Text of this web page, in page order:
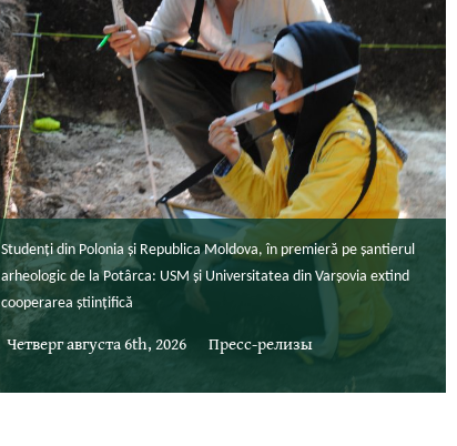
Studenți din Polonia și Republica Moldova, în premieră pe șantierul
arheologic de la Potârca: USM și Universitatea din Varșovia extind
cooperarea științifică
Четверг августа 6th, 2026 Пресс-релизы